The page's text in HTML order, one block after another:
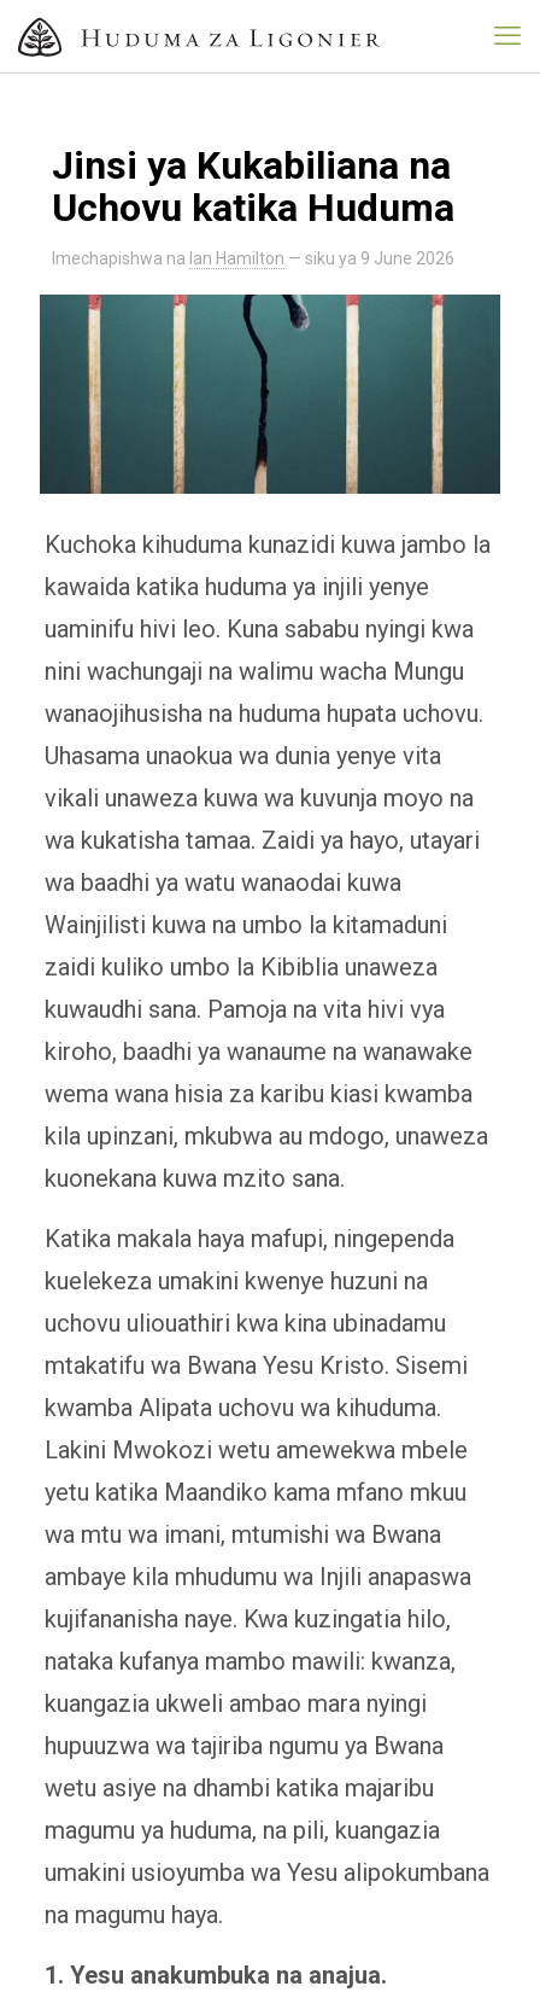
Jinsi ya Kukabiliana na
Uchovu katika Huduma
Imechapishwa na Ian Hamilton — siku ya 9 June 2026
Kuchoka kihuduma kunazidi kuwa jambo la
kawaida katika huduma ya injili yenye
uaminifu hivi leo. Kuna sababu nyingi kwa
nini wachungaji na walimu wacha Mungu
wanaojihusisha na huduma hupata uchovu.
Uhasama unaokua wa dunia yenye vita
vikali unaweza kuwa wa kuvunja moyo na
wa kukatisha tamaa. Zaidi ya hayo, utayari
wa baadhi ya watu wanaodai kuwa
Wainjilisti kuwa na umbo la kitamaduni
zaidi kuliko umbo la Kibiblia unaweza
kuwaudhi sana. Pamoja na vita hivi vya
kiroho, baadhi ya wanaume na wanawake
wema wana hisia za karibu kiasi kwamba
kila upinzani, mkubwa au mdogo, unaweza
kuonekana kuwa mzito sana.
Katika makala haya mafupi, ningependa
kuelekeza umakini kwenye huzuni na
uchovu uliouathiri kwa kina ubinadamu
mtakatifu wa Bwana Yesu Kristo. Sisemi
kwamba Alipata uchovu wa kihuduma.
Lakini Mwokozi wetu amewekwa mbele
yetu katika Maandiko kama mfano mkuu
wa mtu wa imani, mtumishi wa Bwana
ambaye kila mhudumu wa Injili anapaswa
kujifananisha naye. Kwa kuzingatia hilo,
nataka kufanya mambo mawili: kwanza,
kuangazia ukweli ambao mara nyingi
hupuuzwa wa tajiriba ngumu ya Bwana
wetu asiye na dhambi katika majaribu
magumu ya huduma, na pili, kuangazia
umakini usioyumba wa Yesu alipokumbana
na magumu haya.
1. Yesu anakumbuka na anajua.